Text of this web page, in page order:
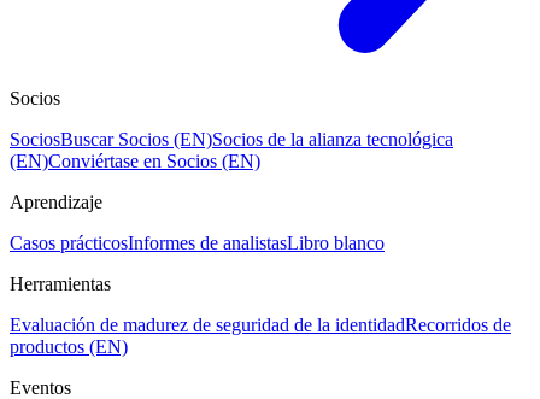
Socios
SociosBuscar Socios (EN)Socios de la alianza tecnológica
(EN)Conviértase en Socios (EN)
Aprendizaje
Casos prácticosInformes de analistasLibro blanco
Herramientas
Evaluación de madurez de seguridad de la identidadRecorridos de
productos (EN)
Eventos